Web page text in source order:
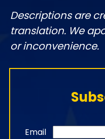
Descriptions are
translation. We
or inconvenience.
Email